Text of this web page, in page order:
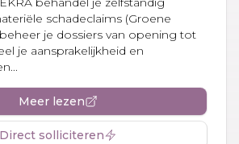
schadeclaims (Groene
je dossiers van opening tot
je aansprakelijkheid en
Meer lezen
Direct solliciteren